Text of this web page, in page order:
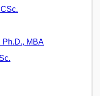
Ph.D., MBA